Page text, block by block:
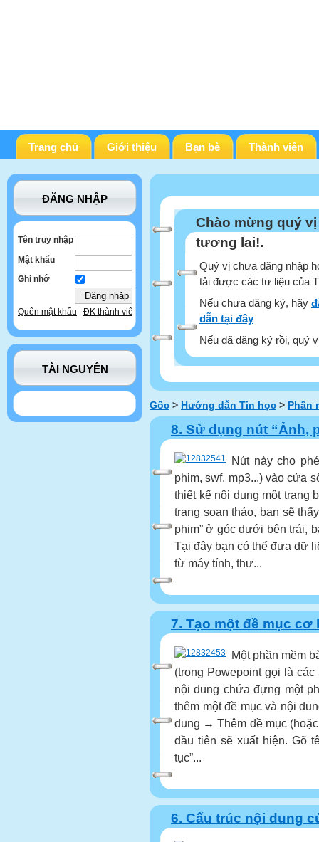
Trang chủ Giới thiệu Bạn bè Thành viên
ĐĂNG NHẬP
Tên truy nhập
Mật khẩu
Ghi nhớ
Quên mật khẩu ĐK thành viên
TÀI NGUYÊN
Chào mừng quý
tương lai!.
Quý vị chưa đăng nhập
tải được các tư liệu của
Nếu chưa đăng ký, hãy
dẫn tại đây
Nếu đã đăng ký rồi, quý
Gốc > Hướng dẫn Tin học > Phần
8. Sử dụng nút “Ảnh,
Nút này cho
phim, swf, mp3...) vào cửa
thiết kế nội dung một trang
trang soạn thảo, bạn sẽ
phim” ở góc dưới bên trái,
Tại đây bạn có thể đưa dữ
từ máy tính, thư...
7. Tạo một đề mục cơ
Một phần mềm
(trong Powepoint gọi là
nội dung chứa đựng một
thêm một đề mục và nội
dung → Thêm đề mục
đầu tiên sẽ xuất hiện. Gõ
tục”...
6. Cấu trúc nội dung